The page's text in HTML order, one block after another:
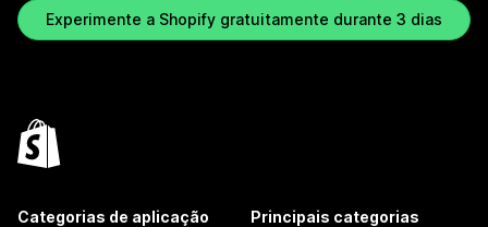
Experimente a Shopify gratuitamente durante 3 dias
Categorias de aplicação Principais categorias